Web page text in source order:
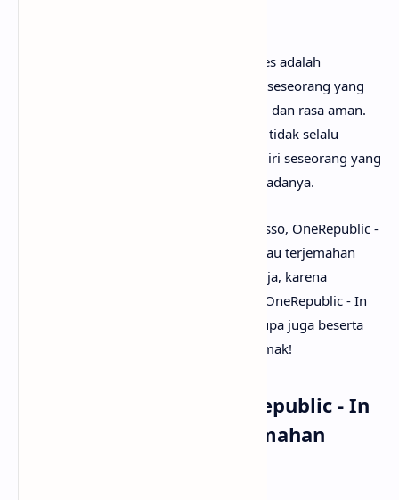
Secara keseluruhan, lirik lagu In Your Eyes adalah
ungkapan cinta yang mendalam kepada seseorang yang
menjadi sumber kenyamanan, kekuatan, dan rasa aman.
Lagu ini menggambarkan bahwa rumah tidak selalu
berupa tempat, tetapi bisa hadir dalam diri seseorang yang
selalu menerima dan mencintai kita apa adanya.
Setelah mengetahui apa makna lagu Alesso, OneRepublic -
In Your Eyes, mungkin kamu juga ingin tau terjemahan
lagu In Your Eyes secara rinci? Tenang saja, karena
sudah menyediakan Alesso, OneRepublic - In
Your Eyes lirik dan terjemahannya. Tak lupa juga beserta
musik dan vidio klipnya. Selamat menyimak!
Lirik Lagu Alesso, OneRepublic - In
Your Eyes dengan Terjemahan